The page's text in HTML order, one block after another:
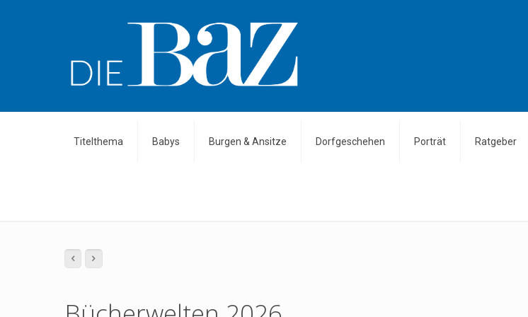
Titelthema Babys Burgen & Ansitze Dorfgeschehen Porträt Ratgeber